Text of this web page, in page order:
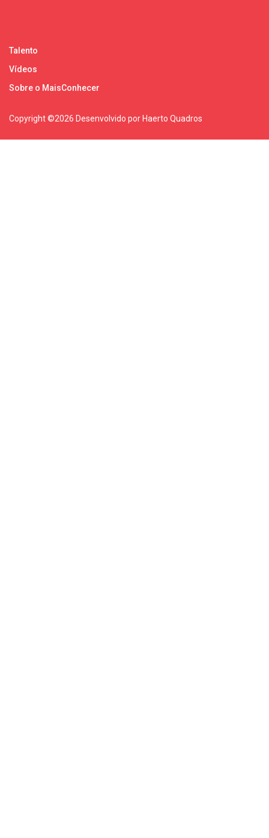
Talento
Vídeos
Sobre o MaisConhecer
Copyright ©2026 Desenvolvido por Haerto Quadros